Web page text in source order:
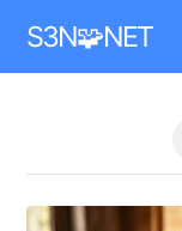
S3N🧩NET